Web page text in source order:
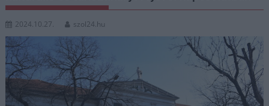
2024.10.27. szol24.hu